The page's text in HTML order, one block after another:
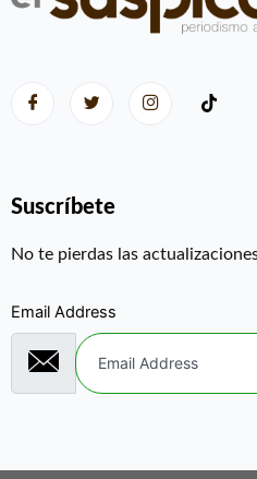
Suscríbete
No te pierdas las
Email Address